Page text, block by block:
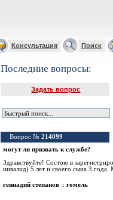
Консультация Поиск
Последние вопросы:
Задать вопрос
Вопрос № 214099
могут ли призвать к службе?
Здравствуйте! Состою в
инвалид) 5 лет и своего сына 3
геннадий степанов :: гомель